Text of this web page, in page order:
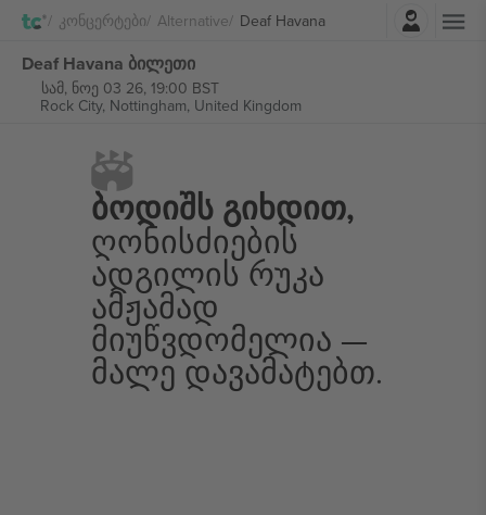
Კონცერტები Alternative Deaf Havana
შესვლა
Deaf Havana ბილეთი
სამ, ნოე 03 26, 19:00 BST
Rock City, Nottingham, United Kingdom
Ბოდიშს Გიხდით,
Ღონისძიების
Ადგილის Რუკა
Ამჟამად
Მიუწვდომელია —
Მალე Დავამატებთ.